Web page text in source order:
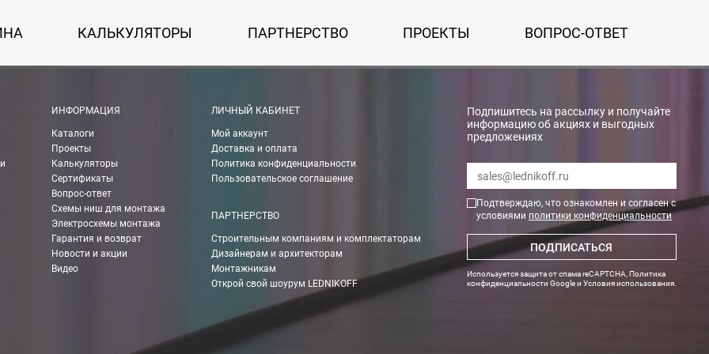
руб.
Boxberry. При оформлении заказа выберете «Доставка Boxberry»
в другие города России.
ТК 750 руб.
Вы можете рассчитать с помощью калькулятора ТК на их сайтах. Необходимые данные по весу и размеру оборудования Вам
КАЛЬКУЛЯТОРЫ ПАРТНЕРСТВО ПРОЕКТЫ ВОПРОС-ОТВЕТ
ИНФОРМАЦИЯ
Каталоги
Проекты
Калькуляторы
Сертификаты
Вопрос-ответ
Схемы ниш для монтажа
Электросхемы монтажа
Гарантия и возврат
Новости и акции
Видео
ЛИЧНЫЙ КАБИНЕТ
Мой аккаунт
Доставка и оплата
Политика конфиденциальности
Пользовательское соглашение
ПАРТНЕРСТВО
Строительным компаниям и комплектаторам
Дизайнерам и архитекторам
Монтажникам
Открой свой шоурум LEDNIKOFF
Подпишитесь на рассылку и получайте
информацию об акциях и выгодных
предложениях
Подтверждаю, что ознакомлен и согласен с
условиями политики конфиденциальности
ПОДПИСАТЬСЯ
Используется защита от спама reCAPTCHA, Политика
конфиденциальности Googleи Условия использования.